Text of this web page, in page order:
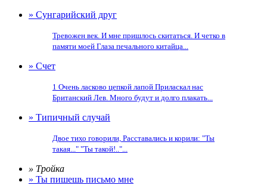
» Сунгарийский друг
Тревожен век. И мне пришлось скитаться. И четко в
памяти моей Глаза печального китайца...
» Счет
1 Очень ласково цепкой лапой Приласкал нас
Британский Лев. Много будут и долго плакать...
» Типичный случай
Двое тихо говорили, Расставались и корили: "Ты
такая..." "Ты такой!.."...
» Тройка
» Ты пишешь письмо мне